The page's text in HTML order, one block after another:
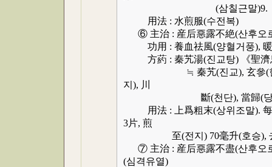
(삼칠근말)9.
用法 : 水煎服(수전복)
⑥ 主治 : 産后惡露不絶(산후오
功用 : 養血祛風(양혈거풍), 暖
方葯 : 秦艽湯(진교탕) 《聖濟
≒ 秦艽(진교), 玄參(현삼),
지), 川
斷(천단), 當歸(당귀,
用法 : 上爲粗末(상위조말). 每
3片, 煎
至(전지) 70毫升(호승), 去滓
⑦ 主治 : 産后惡露不盡(산후오
(심격유열)